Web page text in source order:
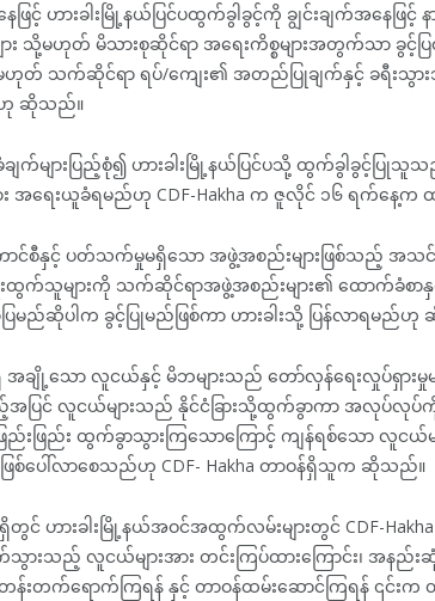
ေဖြင့် ဟားခါးမြို့နယ်ပြင်ပထွက်ခွါခွင့်ကို ချွင်းချက်အနေဖြ
သို့မဟုတ် မိသားစုဆိုင်ရာ အရေးကိစ္စများအတွက်သာ ခွင့်ပ
ဟုတ် သက်ဆိုင်ရာ ရပ်/ကျေး၏ အတည်ပြုချက်နှင့် ခရီးသွ
ဟု ဆိုသည်။
ျက်များပြည့်စုံ၍ ဟားခါးမြို့နယ်ပြင်ပသို့ ထွက်ခွါခွင့်ပ
း အရေးယူခံရမည်ဟု CDF-Hakha က ဇူလိုင် ၁၆ ရက်နေ့က
င်စီနှင့် ပတ်သက်မှုမရှိသော အဖွဲ့အစည်းများဖြစ်သည့် အသင်းတ
းထွက်သူများကို သက်ဆိုင်ရာအဖွဲ့အစည်းများ၏ ထောက်ခံစာနှ
ပြမည်ဆိုပါက ခွင့်ပြုမည်ဖြစ်ကာ ဟားခါးသို့ ပြန်လာရမည်
အချို့သော လူငယ်နှင့် မိဘများသည် တော်လှန်ရေးလှုပ်ရှား
အပြင် လူငယ်များသည် နိုင်ငံခြားသို့ထွက်ခွာကာ အလုပ်လုပ်
ြည်းဖြည်း ထွက်ခွာသွားကြသောကြောင့် ကျန်ရစ်‌သော လူ
ဖြစ်ပေါ်လာစေသည်ဟု CDF- Hakha တာဝန်ရှိသူက ဆိုသည်။
င် ဟားခါးမြို့နယ်အဝင်အထွက်လမ်းများတွင် CDF-
သွားသည့် လူငယ်များအား တင်းကြပ်ထားကြောင်း၊ အနည်
န်းတက်ရောက်ကြရန် နှင့် တာဝန်ထမ်းဆောင်ကြရန် ၎င်း